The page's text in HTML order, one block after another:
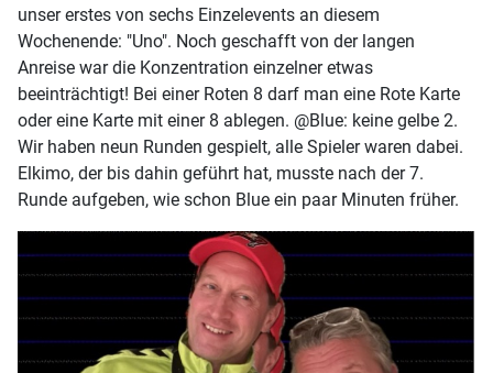
unser erstes von sechs Einzelevents an diesem
Wochenende: "Uno". Noch geschafft von der langen
Anreise war die Konzentration einzelner etwas
beeinträchtigt! Bei einer Roten 8 darf man eine Rote Karte
oder eine Karte mit einer 8 ablegen. @Blue: keine gelbe 2.
Wir haben neun Runden gespielt, alle Spieler waren dabei.
Elkimo, der bis dahin geführt hat, musste nach der 7.
Runde aufgeben, wie schon Blue ein paar Minuten früher.